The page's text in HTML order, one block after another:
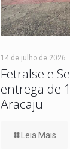
14 de julho de 2026
Fetralse e
entrega de
Aracaju
Leia Mais